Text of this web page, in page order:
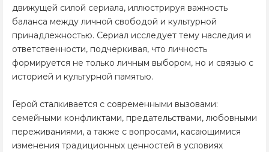
движущей силой сериала, иллюстрируя важность
баланса между личной свободой и культурной
принадлежностью. Сериал исследует тему наследия и
ответственности, подчеркивая, что личность
формируется не только личным выбором, но и связью с
историей и культурной памятью.
Герой сталкивается с современными вызовами:
семейными конфликтами, предательствами, любовными
переживаниями, а также с вопросами, касающимися
изменения традиционных ценностей в условиях